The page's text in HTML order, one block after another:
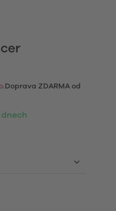
.Doprava ZDARMA od
dnech